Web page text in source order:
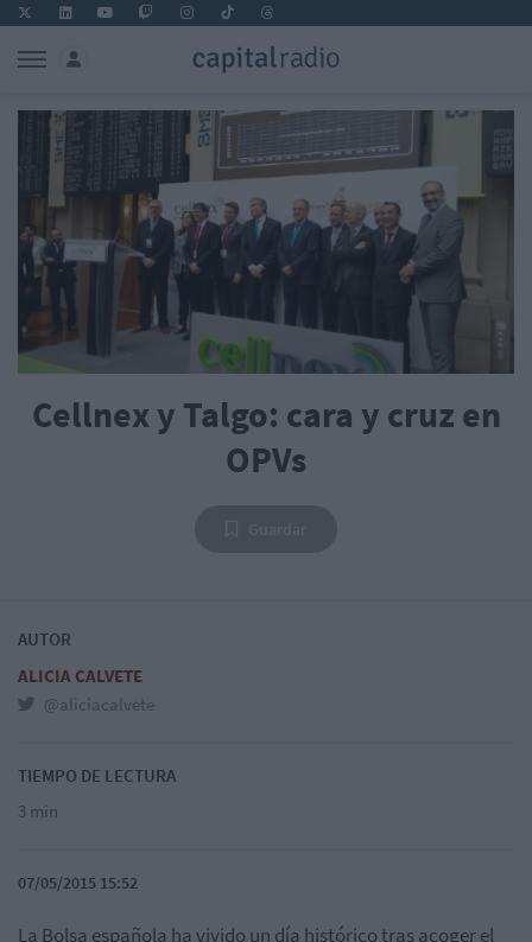
Cellnex y Talgo: cara y cruz en
OPVs
AUTOR
ALICIA CALVETE
@aliciacalvete
TIEMPO DE LECTURA
3 min
07/05/2015 15:52
La Bolsa española ha vivido un día histórico tras acoger el